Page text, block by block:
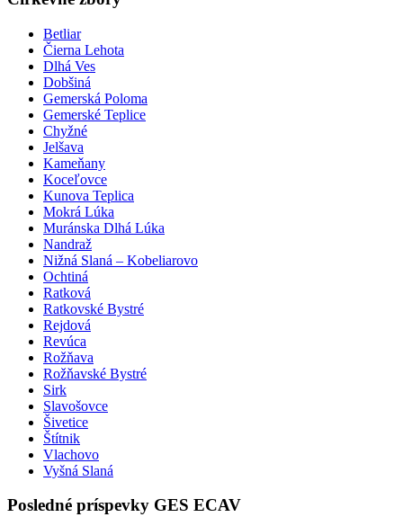
Betliar
Čierna Lehota
Dlhá Ves
Dobšiná
Gemerská Poloma
Gemerské Teplice
Chyžné
Jelšava
Kameňany
Koceľovce
Kunova Teplica
Mokrá Lúka
Muránska Dlhá Lúka
Nandraž
Nižná Slaná – Kobeliarovo
Ochtiná
Ratková
Ratkovské Bystré
Rejdová
Revúca
Rožňava
Rožňavské Bystré
Sirk
Slavošovce
Šivetice
Štítnik
Vlachovo
Vyšná Slaná
Posledné príspevky GES ECAV